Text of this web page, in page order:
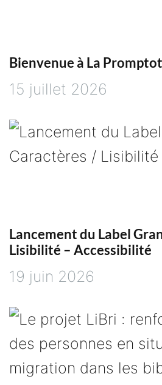
r
t
i
c
Bienvenue à La
15 juillet 2026
Lancement du Label
Lisibilité – Accessibilité
19 juin 2026